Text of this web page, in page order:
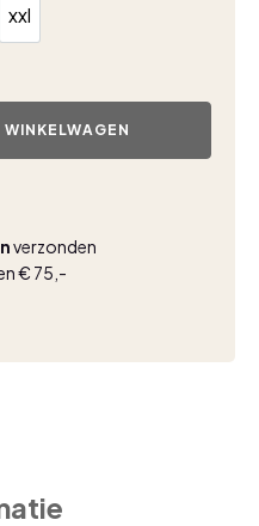
xxl
xxl
verzonden
€ 75,-